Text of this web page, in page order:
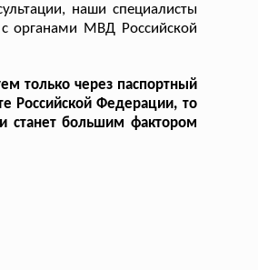
наши специалисты
органами МВД Российской
только через паспортный
Российской Федерации, то
станет большим фактором